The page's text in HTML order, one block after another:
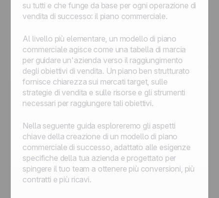
su tutti e che funge da base per ogni operazione di
vendita di successo: il piano commerciale.
Al livello più elementare, un modello di piano
commerciale agisce come una tabella di marcia
per guidare un'azienda verso il raggiungimento
degli obiettivi di vendita. Un piano ben strutturato
fornisce chiarezza sui mercati target, sulle
strategie di vendita e sulle risorse e gli strumenti
necessari per raggiungere tali obiettivi.
Nella seguente guida esploreremo gli aspetti
chiave della creazione di un modello di piano
commerciale di successo, adattato alle esigenze
specifiche della tua azienda e progettato per
spingere il tuo team a ottenere più conversioni, più
contratti e più ricavi.